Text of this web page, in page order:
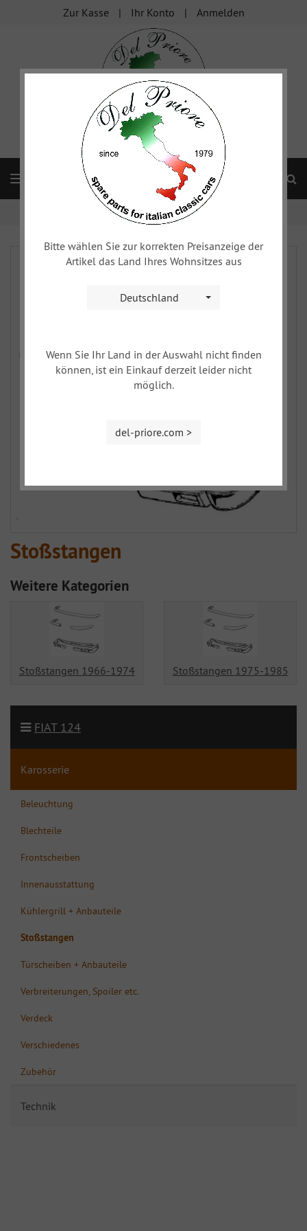
Zur Kasse Ihr Konto Anmelden
Karosserie Stoßstangen
Stoßstangen
Weitere Kategorien
Stoßstangen 1966-1974 Stoßstangen 1975-1985
FIAT 124
Karosserie
Beleuchtung
Blechteile
Frontscheiben
Innenausstattung
Kühlergrill + Anbauteile
Stoßstangen
Türscheiben + Anbauteile
Verbreiterungen, Spoiler etc.
Verdeck
Verschiedenes
Zubehör
Technik
Bitte wählen Sie zur korrekten Preisanzeige der
Artikel das Land Ihres Wohnsitzes aus
Deutschland
Wenn Sie Ihr Land in der Auswahl nicht finden
können, ist ein Einkauf derzeit leider nicht
möglich.
del-priore.com >